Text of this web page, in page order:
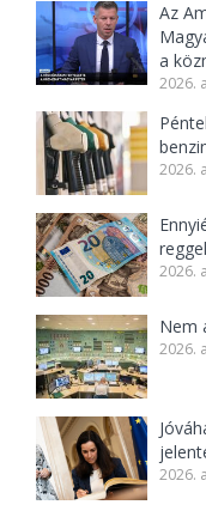
Az
a
2026.
2026.
reggel
2026.
Nem
2026.
2026.